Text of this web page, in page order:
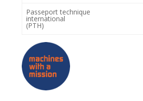
Passeport technique
international
(PTH)